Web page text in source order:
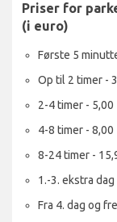
Priser for
(i euro)
Første 5
Op til 2 timer -
2-4 timer - 5,00
4-8 timer - 8,00
8-24 timer -
1.-3. ekstra dag
Fra 4. dag og